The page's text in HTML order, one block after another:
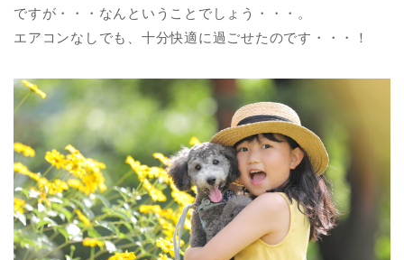
ですが・・・なんということでしょう・・・。
エアコンなしでも、十分快適に過ごせたのです・・・！